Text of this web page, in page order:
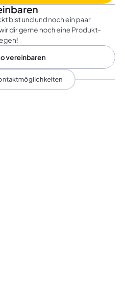
bist und und noch ein paar
dir gerne noch eine Produkt-
vereinbaren